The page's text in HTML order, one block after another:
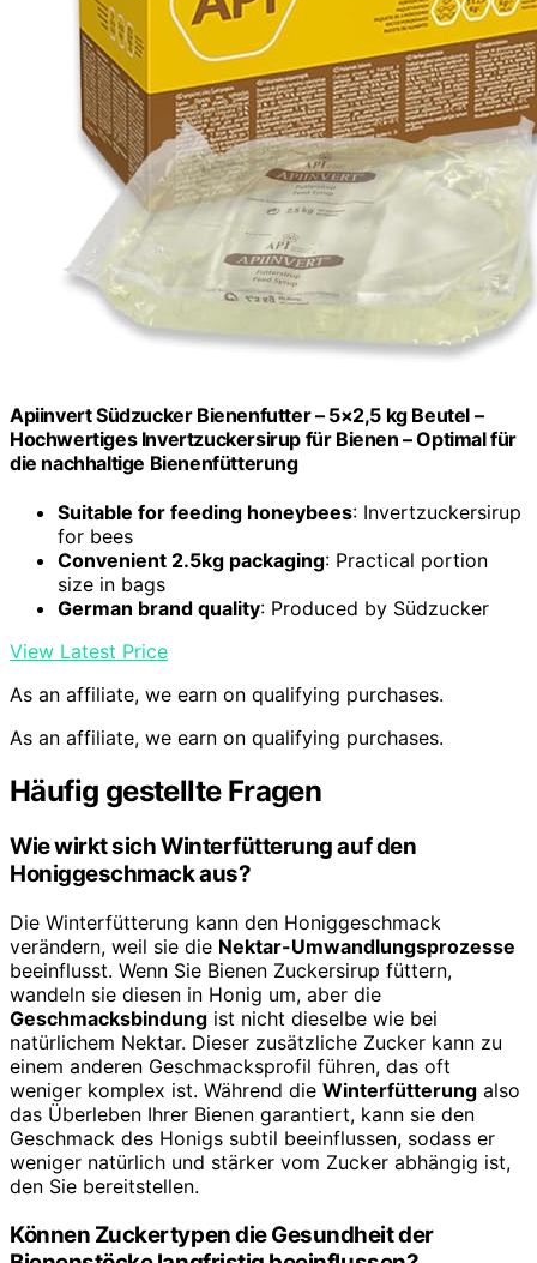
Apiinvert Südzucker Bienenfutter – 5×2,5 kg Beutel –
Hochwertiges Invertzuckersirup für Bienen – Optimal für
die nachhaltige Bienenfütterung
Suitable for feeding honeybees: Invertzuckersirup
for bees
Convenient 2.5kg packaging: Practical portion
size in bags
German brand quality: Produced by Südzucker
View Latest Price
As an affiliate, we earn on qualifying purchases.
As an affiliate, we earn on qualifying purchases.
Häufig gestellte Fragen
Wie wirkt sich Winterfütterung auf den
Honiggeschmack aus?
Die Winterfütterung kann den Honiggeschmack
verändern, weil sie die Nektar-Umwandlungsprozesse
beeinflusst. Wenn Sie Bienen Zuckersirup füttern,
wandeln sie diesen in Honig um, aber die
Geschmacksbindung ist nicht dieselbe wie bei
natürlichem Nektar. Dieser zusätzliche Zucker kann zu
einem anderen Geschmacksprofil führen, das oft
weniger komplex ist. Während die Winterfütterung also
das Überleben Ihrer Bienen garantiert, kann sie den
Geschmack des Honigs subtil beeinflussen, sodass er
weniger natürlich und stärker vom Zucker abhängig ist,
den Sie bereitstellen.
Können Zuckertypen die Gesundheit der